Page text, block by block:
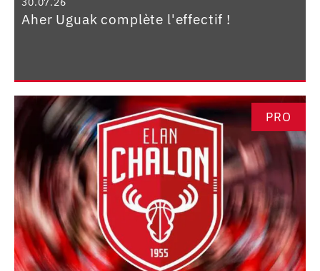
Aher Uguak complète l'effectif !
PRO